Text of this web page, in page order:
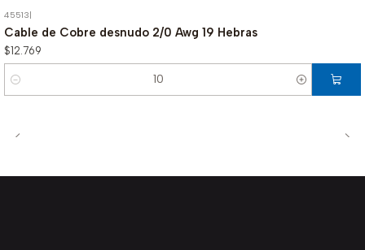
45513
Cable de Cobre desnudo 2/0 Awg 19 Hebras
$12.769
Cantidad